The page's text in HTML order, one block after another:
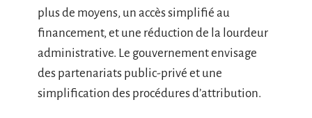
plus de moyens, un accès simplifié au
financement, et une réduction de la lourdeur
administrative. Le gouvernement envisage
des partenariats public-privé et une
simplification des procédures d’attribution.